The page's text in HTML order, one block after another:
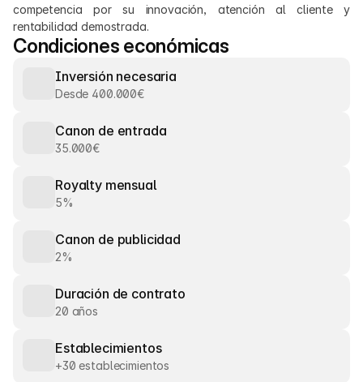
competencia por su innovación, atención al cliente y
rentabilidad demostrada.
Condiciones económicas
Inversión necesaria
Desde 400.000€
Canon de entrada
35.000€
Royalty mensual
5%
Canon de publicidad
2%
Duración de contrato
20 años
Establecimientos
+30 establecimientos